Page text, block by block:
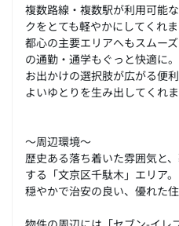
複数路線・複数駅が利用可能
クをとても軽やかにしてくれま
都心の主要エリアへもスムー
の通勤・通学もぐっと快適に。
お出かけの選択肢が広がる便
よいゆとりを生み出してくれま
～周辺環境～
歴史ある落ち着いた雰囲気と
する「文京区千駄木」エリア。
穏やかで治安の良い、優れた住